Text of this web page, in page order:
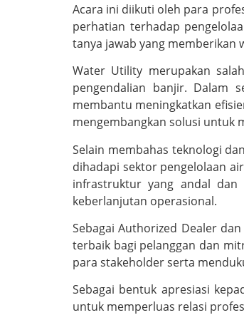
Acara ini diikuti oleh para
perhatian terhadap
tanya jawab yang memberikan
Water Utility merupakan
pengendalian banjir. Dalam
membantu meningkatkan
mengembangkan solusi untuk
Selain membahas teknologi
dihadapi sektor pengelolaan
infrastruktur yang andal dan
keberlanjutan operasional.
Sebagai Authorized Dealer
terbaik bagi pelanggan dan
para stakeholder serta
Sebagai bentuk apresiasi
untuk memperluas relasi